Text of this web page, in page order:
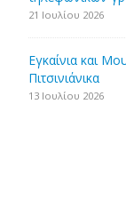
21 Ιουλίου 2026
Εγκαίνια και
Πιτσινιάνικα
13 Ιουλίου 2026